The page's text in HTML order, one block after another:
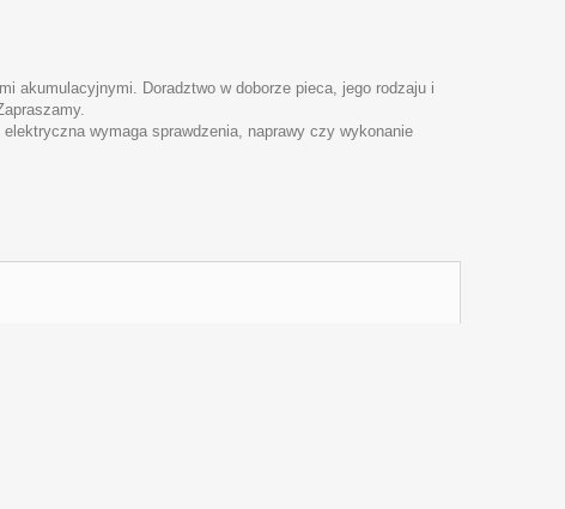
akumulacyjnymi. Doradztwo w doborze pieca, jego rodzaju i
wymaga sprawdzenia, naprawy czy wykonanie